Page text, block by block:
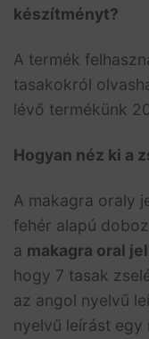
készítményt?
A termék
tasakokról
lévő termékünk
Hogyan néz ki a
A makagra oraly
fehér alapú
a makagra oral
hogy 7 tasak
az angol nyelvű
nyelvű leírást egy